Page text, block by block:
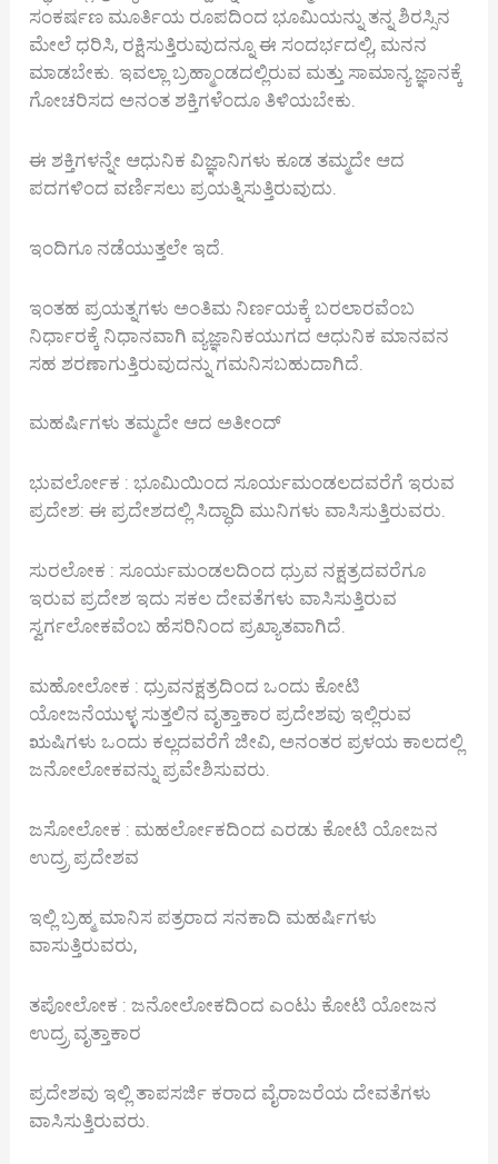
ಸಂಕರ್ಷಣ ಮೂರ್ತಿಯ ರೂಪದಿಂದ ಭೂಮಿಯನ್ನು ತನ್ನ ಶಿರಸ್ಸಿನ
ಮೇಲೆ ಧರಿಸಿ, ರಕ್ಷಿಸುತ್ತಿರುವುದನ್ನೂ ಈ ಸಂದರ್ಭದಲ್ಲಿ, ಮನನ
ಮಾಡಬೇಕು. ಇವಲ್ಲಾ ಬ್ರಹ್ಮಾಂಡದಲ್ಲಿರುವ ಮತ್ತು ಸಾಮಾನ್ಯ ಜ್ಞಾನಕ್ಕೆ
ಗೋಚರಿಸದ ಅನಂತ ಶಕ್ತಿಗಳೆಂದೂ ತಿಳಿಯಬೇಕು.
ಈ ಶಕ್ತಿಗಳನ್ನೇ ಆಧುನಿಕ ವಿಜ್ಞಾನಿಗಳು ಕೂಡ ತಮ್ಮದೇ ಆದ
ಪದಗಳಿಂದ ವರ್ಣಿಸಲು ಪ್ರಯತ್ನಿಸುತ್ತಿರುವುದು.
ಇಂದಿಗೂ ನಡೆಯುತ್ತಲೇ ಇದೆ.
ಇಂತಹ ಪ್ರಯತ್ನಗಳು ಅಂತಿಮ ನಿರ್ಣಯಕ್ಕೆ ಬರಲಾರವೆಂಬ
ನಿರ್ಧಾರಕ್ಕೆ ನಿಧಾನವಾಗಿ ವ್ಯಜ್ಞಾನಿಕಯುಗದ ಆಧುನಿಕ ಮಾನವನ
ಸಹ ಶರಣಾಗುತ್ತಿರುವುದನ್ನು ಗಮನಿಸಬಹುದಾಗಿದೆ.
ಮಹರ್ಷಿಗಳು ತಮ್ಮದೇ ಆದ ಅತೀಂದ್
ಭುವರ್ಲೋಕ : ಭೂಮಿಯಿಂದ ಸೂರ್ಯಮಂಡಲದವರೆಗೆ ಇರುವ
ಪ್ರದೇಶ: ಈ ಪ್ರದೇಶದಲ್ಲಿ ಸಿದ್ಧಾದಿ ಮುನಿಗಳು ವಾಸಿಸುತ್ತಿರುವರು.
ಸುರಲೋಕ : ಸೂರ್ಯಮಂಡಲದಿಂದ ಧ್ರುವ ನಕ್ಷತ್ರದವರೆಗೂ
ಇರುವ ಪ್ರದೇಶ ಇದು ಸಕಲ ದೇವತೆಗಳು ವಾಸಿಸುತ್ತಿರುವ
ಸ್ವರ್ಗಲೋಕವೆಂಬ ಹೆಸರಿನಿಂದ ಪ್ರಖ್ಯಾತವಾಗಿದೆ.
ಮಹೋಲೋಕ : ಧ್ರುವನಕ್ಷತ್ರದಿಂದ ಒಂದು ಕೋಟಿ
ಯೋಜನೆಯುಳ್ಳ ಸುತ್ತಲಿನ ವೃತ್ತಾಕಾರ ಪ್ರದೇಶವು ಇಲ್ಲಿರುವ
ಋಷಿಗಳು ಒಂದು ಕಲ್ಲದವರೆಗೆ ಜೀವಿ, ಅನಂತರ ಪ್ರಳಯ ಕಾಲದಲ್ಲಿ
ಜನೋಲೋಕವನ್ನು ಪ್ರವೇಶಿಸುವರು.
ಜಸೋಲೋಕ : ಮಹರ್ಲೋಕದಿಂದ ಎರಡು ಕೋಟಿ ಯೋಜನ
ಉದ್ರ್ರ ಪ್ರದೇಶವ
ಇಲ್ಲಿ ಬ್ರಹ್ಮ ಮಾನಿಸ ಪತ್ರರಾದ ಸನಕಾದಿ ಮಹರ್ಷಿಗಳು
ವಾಸುತ್ತಿರುವರು,
ತಪೋಲೋಕ : ಜನೋಲೋಕದಿಂದ ಎಂಟು ಕೋಟಿ ಯೋಜನ
ಉದ್ರ್ರ ವೃತ್ತಾಕಾರ
ಪ್ರದೇಶವು ಇಲ್ಲಿ ತಾಪಸರ್ಜಿ ಕರಾದ ವೈರಾಜರೆಯ ದೇವತೆಗಳು
ವಾಸಿಸುತ್ತಿರುವರು.